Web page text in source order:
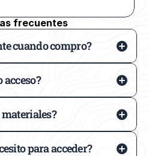
frecuentes
cuando compro?
acceso?
materiales?
para acceder?